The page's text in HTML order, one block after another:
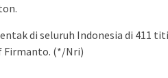
di seluruh Indonesia di 411
Firmanto. (*/Nri)